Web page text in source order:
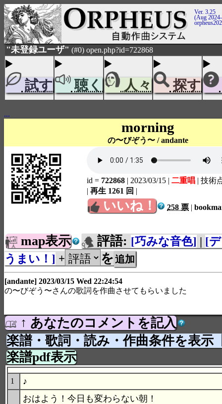
Ver. 3.25
(Aug
"未登録ユーザ" (#0) open.php?id=722868
試す 聴く 人々 探す
...
morning
の〜びぞう〜 / andante
id = 722868 | 2023/03/15 | 二重唱 | 技術
| 再生 1261 回 |
いいね！ 258 票 |
map表示 評語: [巧みな音色] | [
うまい！] + を
[andante] 2023/03/15 Wed 22:24:54
の〜びぞう〜さんの歌詞を作曲させてもらいました
↑ あなたのコメントを記入
楽譜・歌詞・読み・作曲条件を表示
楽譜pdf表示
1 ♪
おはよう！今日も変わらない朝！